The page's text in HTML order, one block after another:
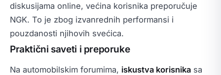
diskusijama online, većina korisnika preporučuje
NGK. To je zbog izvanrednih performansi i
pouzdanosti njihovih svećica.
Praktični saveti i preporuke
Na automobilskim forumima, iskustva korisnika sa